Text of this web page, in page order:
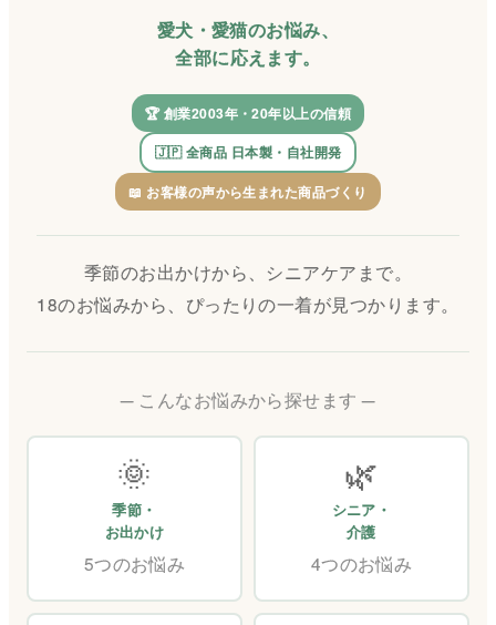
愛犬・愛猫のお悩み、
全部に応えます。
🏆 創業2003年・20年以上の信頼
🇯🇵 全商品 日本製・自社開発
📖 お客様の声から生まれた商品づくり
季節のお出かけから、シニアケアまで。
18のお悩みから、ぴったりの一着が見つかります。
こんなお悩みから探せます
🌞
季節・
お出かけ
5つのお悩み
🌿
シニア・
介護
4つのお悩み